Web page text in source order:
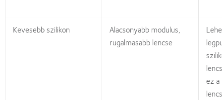
Kevesebb szilikon
Alacsonyabb modulus,
rugalmasabb lencse
ez